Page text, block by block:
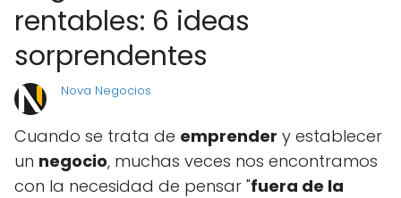
rentables: 6 ideas
sorprendentes
Nova Negocios
Cuando se trata de emprender y establecer
un negocio, muchas veces nos encontramos
con la necesidad de pensar "fuera de la